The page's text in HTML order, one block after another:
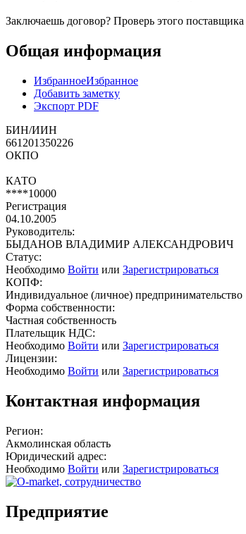
Заключаешь договор? Проверь этого поставщика
Общая информация
ИзбранноеИзбранное
Добавить заметку
Экспорт PDF
БИН/ИИН
661201350226
ОКПО
КАТО
****10000
Регистрация
04.10.2005
Руководитель:
БЫДАНОВ ВЛАДИМИР АЛЕКСАНДРОВИЧ
Статус:
Необходимо Войти или Зарегистрироваться
КОПФ:
Индивидуальное (личное) предпринимательство
Форма собственности:
Частная собственность
Плательщик НДС:
Необходимо Войти или Зарегистрироваться
Лицензии:
Необходимо Войти или Зарегистрироваться
Контактная информация
Регион:
Акмолинская область
Юридический адрес:
Необходимо Войти или Зарегистрироваться
Предприятие